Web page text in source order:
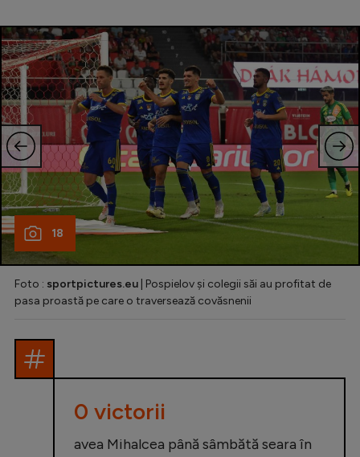
18
Foto : sportpictures.eu | Pospielov și colegii săi au profitat de
pasa proastă pe care o traversează covăsnenii
0 victorii
avea Mihalcea până sâmbătă seara în